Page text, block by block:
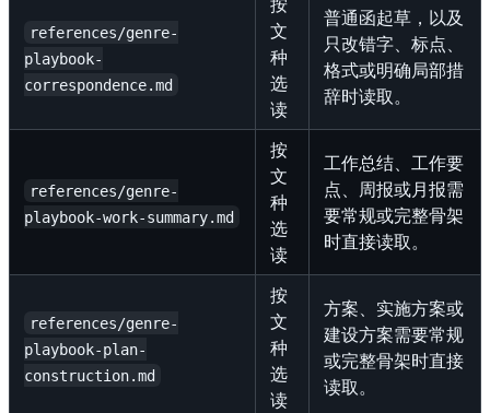
references/genre-
playbook-
correspondence.md
按
文
种
选
读
普通函起草，以及
只改错字、标点、
格式或明确局部措
辞时读取。
references/genre-
playbook-work-summary.md
按
文
种
选
读
工作总结、工作要
点、周报或月报需
要常规或完整骨架
时直接读取。
references/genre-
playbook-plan-
construction.md
按
文
种
选
读
方案、实施方案或
建设方案需要常规
或完整骨架时直接
读取。